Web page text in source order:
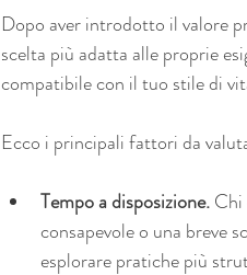
Dopo aver introdotto il valore
scelta più adatta alle proprie
compatibile con il tuo stile di
Ecco i principali fattori da
Tempo a disposizione. Chi
consapevole o una breve
esplorare pratiche più